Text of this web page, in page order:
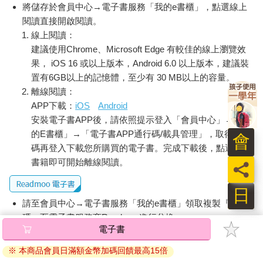
將儲存於會員中心→電子書服務「我的e書櫃」，點選線上
閱讀直接開啟閱讀。
線上閱讀：
建議使用Chrome、Microsoft Edge 有較佳的線上瀏覽效
果， iOS 16 或以上版本，Android 6.0 以上版本，建議裝
置有6GB以上的記憶體，至少有 30 MB以上的容量。
離線閱讀：
APP下載： iOS
Android
安裝電子書APP後，請依照提示登入「會員中心」→「我
的E書櫃」→「電子書APP通行碼/載具管理」，取得通行
碼再登入下載您所購買的電子書。完成下載後，點選任一
書籍即可開始離線閱讀。
請至會員中心→電子書服務「我的e書櫃」領取複製『兌換
碼』至電子書服務商Readmoo進行兌換。
退換貨須知：
因版權保護，您在金石堂所購買的電子書僅能以金石堂專屬
電子書
※ 本商品會員日滿額金幣加碼回饋最高15倍
日
員
會